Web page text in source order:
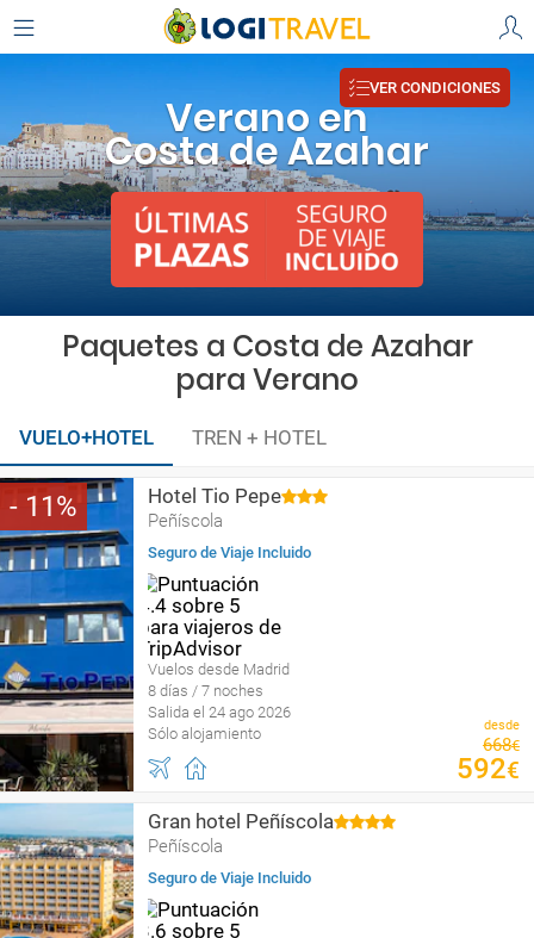
Verano en
Costa de Azahar
VER CONDICIONES
Paquetes a Costa de Azahar
para Verano
VUELO+HOTEL TREN + HOTEL
11 Hotel Tio Pepe
Peñíscola
Seguro de Viaje Incluido
Vuelos desde Madrid
8 días / 7 noches
Salida el 24 ago 2026
Sólo alojamiento
desde
668€
592€
Gran hotel Peñíscola
Peñíscola
Seguro de Viaje Incluido